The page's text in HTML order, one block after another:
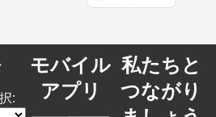
:
モバイル
アプリ
私たちと
つながり